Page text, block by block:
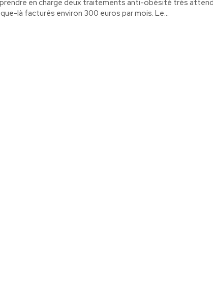
prendre en charge deux traitements anti-obésité très
Mounjaro, jusque-là facturés environ 300 euros par mois. Le...